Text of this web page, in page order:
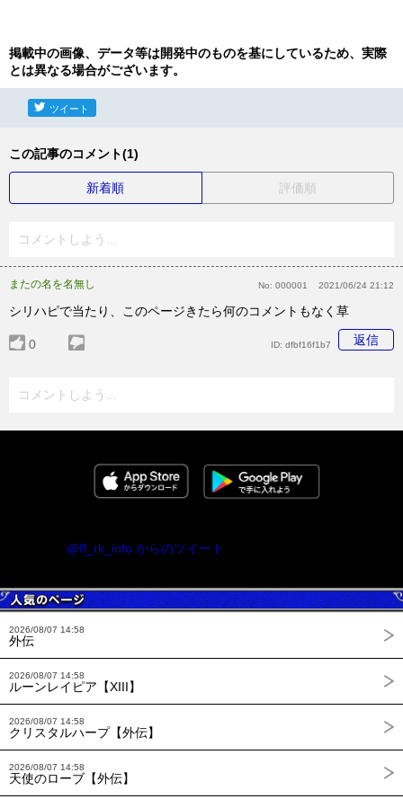
掲載中の画像、データ等は開発中のものを基にしているため、実際
とは異なる場合がございます。
ツイート
この記事のコメント(1)
新着順 評価順
コメントしよう...
またの名を名無し No: 000001 2021/06/24 21:12
シリハピで当たり、このページきたら何のコメントもなく草
0 返信
ID: dfbf16f1b7
コメントしよう...
@ff_rk_info からのツイート
2026/08/07 14:58
外伝
2026/08/07 14:58
ルーンレイピア【XIII】
2026/08/07 14:58
クリスタルハープ【外伝】
2026/08/07 14:58
天使のローブ【外伝】